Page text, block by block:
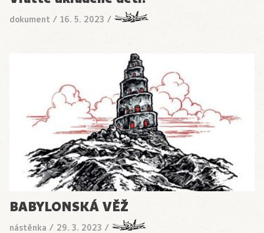
dokument / 16. 5. 2023 /
BABYLONSKÁ VĚŽ
nástěnka / 29. 3. 2023 /